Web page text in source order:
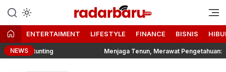
radarbaru.com
Informasi Berita Terbaru dan
Terkini Hari Ini
ENTERTAIMENT LIFESTYLE FINANCE BISNIS
NEWS Menjaga Tenun, Merawat Pengetahuan: Dari